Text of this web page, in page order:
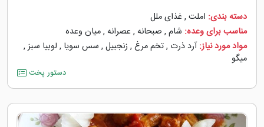
دسته بندی: املت , غذای ملل
مناسب برای وعده: شام , صبحانه , عصرانه ,میان وعده
مواد مورد نیاز: آرد ذرت ,تخم مرغ , زنجبیل , سس سویا , لوبیا سبز,
میگو
دستور پخت